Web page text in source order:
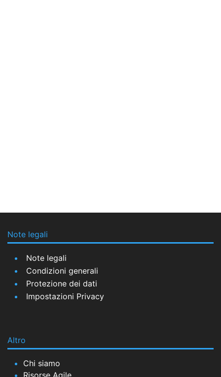
Note legali
Note legali
Condizioni generali
Protezione dei dati
Impostazioni Privacy
Altro
Chi siamo
Risorse Agile